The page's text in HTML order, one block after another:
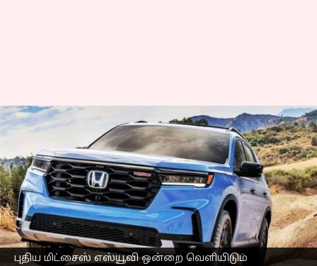
புதிய மிட்சைஸ் எஸ்யூவி ஒன்றை வெளியிடும்
இந்தியாவிற்கான புதிய
மிட்சைஸ் எஸ்யூவி.. ஜூன்
மாதம்
அறிமுகப்படுத்துகிறது
ஹோண்டா!
எழுதியவர் Prasanna Venkatesh May 01, 2023 02:50 pm